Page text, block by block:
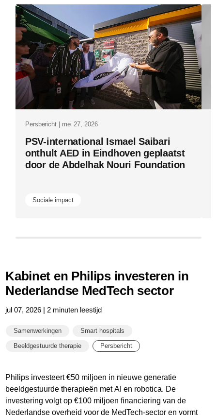
waarom-
innovatie-
een-
keten-
van-
is.html
Persbericht | mei 27, 2026
PSV-international Ismael Saibari
onthult AED in Eindhoven geplaatst
door de Abdelhak Nouri Foundation
Sociale impact
Kabinet en Philips investeren in
Nederlandse MedTech sector
jul 07, 2026 | 2 minuten leestijd
Samenwerkingen Smart hospitals
Beeldgestuurde therapie Persbericht
Philips investeert €50 miljoen in nieuwe generatie
beeldgestuurde therapieën met AI en robotica. De
investering volgt op €100 miljoen financiering van de
Nederlandse overheid voor de MedTech-sector en vormt